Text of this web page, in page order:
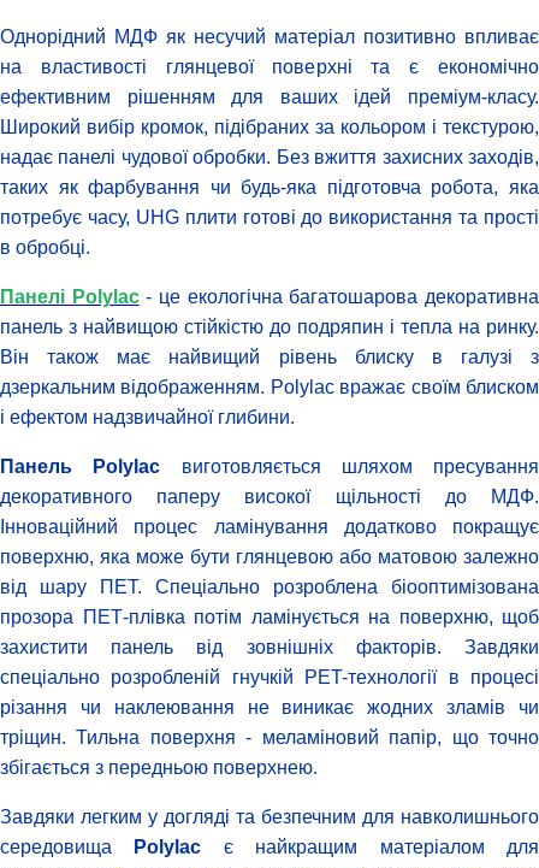
Однорідний МДФ як несучий матеріал позитивно впливає
на властивості глянцевої поверхні та є економічно
ефективним рішенням для ваших ідей преміум-класу.
Широкий вибір кромок, підібраних за кольором і текстурою,
надає панелі чудової обробки. Без вжиття захисних заходів,
таких як фарбування чи будь-яка підготовча робота, яка
потребує часу, UHG плити готові до використання та прості
в обробці.
Панелі Polylac- це екологічна багатошарова декоративна
панель з найвищою стійкістю до подряпин і тепла на ринку.
Він також має найвищий рівень блиску в галузі з
дзеркальним відображенням. Polylac вражає своїм блиском
і ефектом надзвичайної глибини.
Панель Polylac виготовляється шляхом пресування
декоративного паперу високої щільності до МДФ.
Інноваційний процес ламінування додатково покращує
поверхню, яка може бути глянцевою або матовою залежно
від шару ПЕТ. Спеціально розроблена біооптимізована
прозора ПЕТ-плівка потім ламінується на поверхню, щоб
захистити панель від зовнішніх факторів. Завдяки
спеціально розробленій гнучкій PET-технології в процесі
різання чи наклеювання не виникає жодних зламів чи
тріщин. Тильна поверхня - меламіновий папір, що точно
збігається з передньою поверхнею.
Завдяки легким у догляді та безпечним для навколишнього
середовища
Polylac є найкращим матеріалом для